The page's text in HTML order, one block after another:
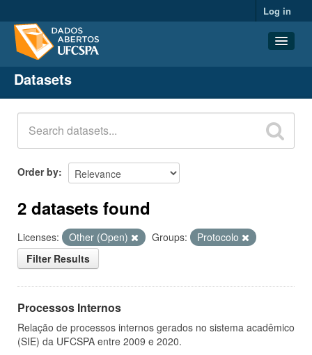
Log in
Datasets
Organizations
Groups
About
Datasets
Order by
2 datasets found
Licenses: Other (Open) Groups:
Protocolo
Filter Results
Processos Internos
Relação de processos internos gerados no sistema acadêmico
(SIE) da UFCSPA entre 2009 e 2020.